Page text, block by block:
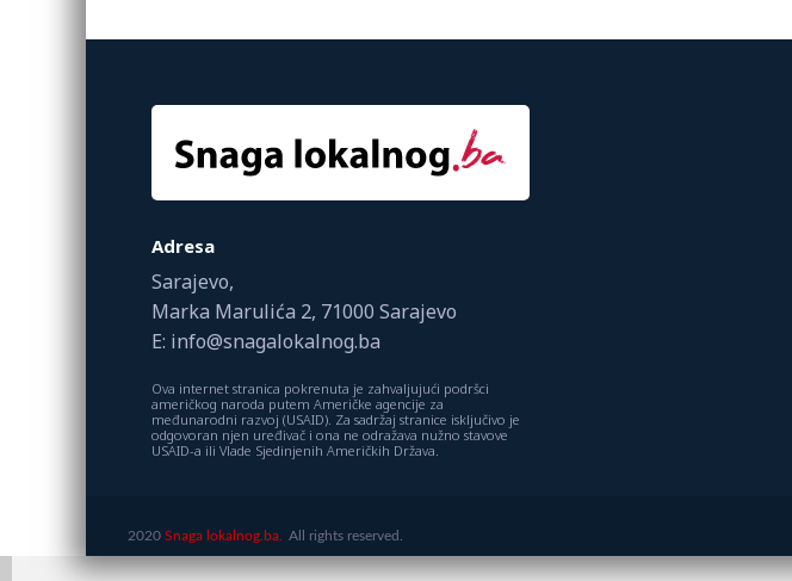
Adresa
Sarajevo,
Marka Marulića 2, 71000 Sarajevo
E: info@snagalokalnog.ba
Ova internet stranica pokrenuta je zahvaljujući podršci
američkog naroda putem Američke agencije za
međunarodni razvoj (USAID). Za sadržaj stranice isključivo je
odgovoran njen uređivač i ona ne odražava nužno stavove
USAID-a ili Vlade Sjedinjenih Američkih Država.
2020 Snaga lokalnog.ba. All rights reserved.